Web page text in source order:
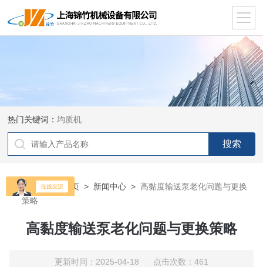
热门关键词：均质机
当前位置：首页 > 新闻中心 > 高黏度输送泵老化问题与更换
策略
高黏度输送泵老化问题与更换策略
更新时间：2025-04-18 点击次数：461